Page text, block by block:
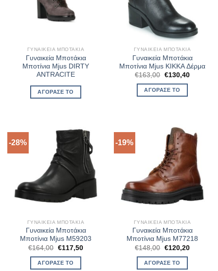
ΓΥΝΑΙΚΕΊΑ ΜΠΟΤΆΚΙΑ
Γυναικεία Μποτάκια
Μποτίνια Mjus DIRTY
ANTRACITE
ΑΓΌΡΑΣΈ ΤΟ
ΓΥΝΑΙΚΕΊΑ ΜΠΟΤΆΚΙΑ
Γυναικεία Μποτάκια
Μποτίνια Mjus KIKKA Δέρμα
€163,00 Original
was:
€163,00.
€130,40Η
ΑΓΌΡΑΣΈ ΤΟ
-28%
ΓΥΝΑΙΚΕΊΑ ΜΠΟΤΆΚΙΑ
Γυναικεία Μποτάκια
Μποτίνια Mjus M59203
€164,00 Original
was:
€164,00.
€117,50Η
ΑΓΌΡΑΣΈ ΤΟ
-19%
ΓΥΝΑΙΚΕΊΑ ΜΠΟΤΆΚΙΑ
Γυναικεία Μποτάκια
Μποτίνια Mjus M77218
€148,00 Original
was:
€148,00.
€120,20Η
ΑΓΌΡΑΣΈ ΤΟ